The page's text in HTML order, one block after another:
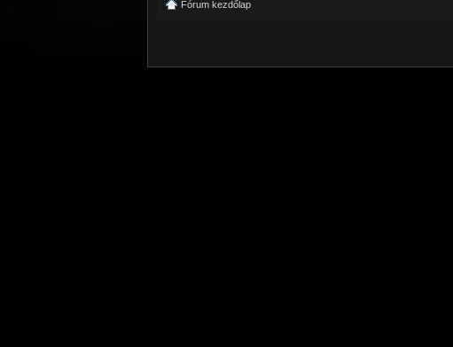
Fórum kezdőlap